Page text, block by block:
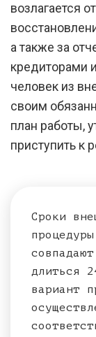
возлагается
а также за
кредиторами
человек из
своим
план работы,
приступить к
Сроки
длиться
вариант